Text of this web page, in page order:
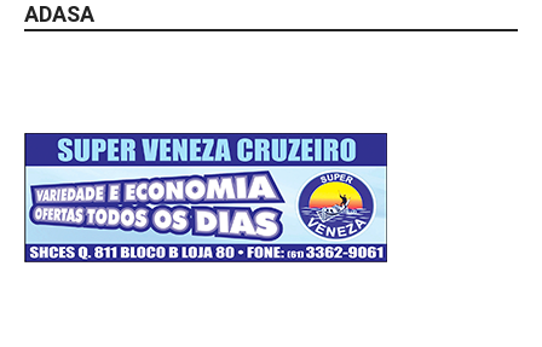
ADASA